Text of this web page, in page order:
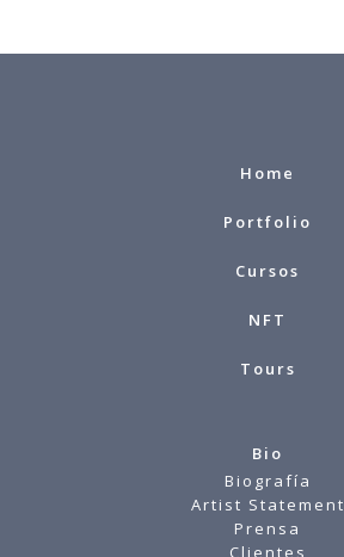
Home
Portfolio
Cursos
NFT
Tours
Bio
Biografía
Artist Statement
Prensa
Clientes